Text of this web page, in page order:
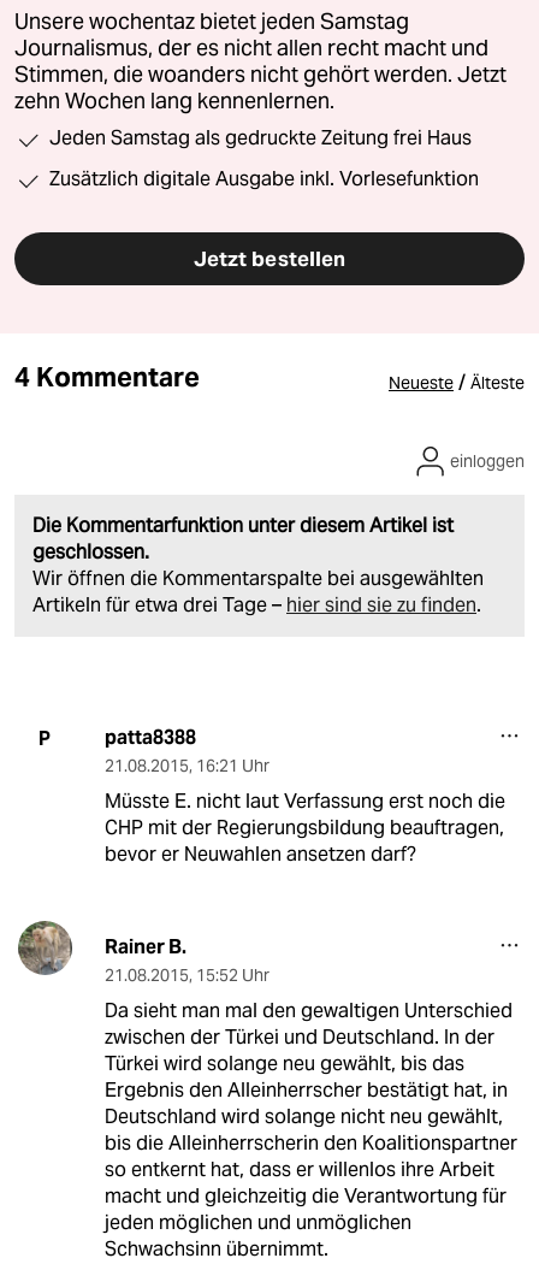
Unsere wochentaz bietet jeden Samstag
Journalismus, der es nicht allen recht macht und
Stimmen, die woanders nicht gehört werden. Jetzt
zehn Wochen lang kennenlernen.
Jeden Samstag als gedruckte Zeitung frei Haus
Zusätzlich digitale Ausgabe inkl. Vorlesefunktion
Jetzt bestellen
4 Kommentare Neueste / Älteste
Die Kommentarfunktion unter diesem Artikel ist
geschlossen.
Wir öffnen die Kommentarspalte bei ausgewählten
Artikeln für etwa drei Tage – hier sind sie zu finden.
einloggen
P patta8388
21.08.2015, 16:21 Uhr
Müsste E. nicht laut Verfassung erst noch die
CHP mit der Regierungsbildung beauftragen,
bevor er Neuwahlen ansetzen darf?
Rainer B.
21.08.2015, 15:52 Uhr
Da sieht man mal den gewaltigen Unterschied
zwischen der Türkei und Deutschland. In der
Türkei wird solange neu gewählt, bis das
Ergebnis den Alleinherrscher bestätigt hat, in
Deutschland wird solange nicht neu gewählt,
bis die Alleinherrscherin den Koalitionspartner
so entkernt hat, dass er willenlos ihre Arbeit
macht und gleichzeitig die Verantwortung für
jeden möglichen und unmöglichen
Schwachsinn übernimmt.